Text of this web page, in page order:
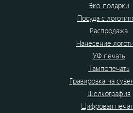
Эко-подарки
Посуда с
Распродажа
Нанесение
УФ печать
Тампопечать
Гравировка на
Шелкография
Цифровая